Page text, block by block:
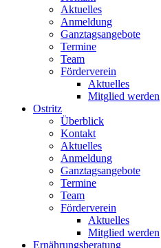
Aktuelles
Anmeldung
Ganztagsangebote
Termine
Team
Förderverein
Aktuelles
Mitglied werden
Ostritz
Überblick
Kontakt
Aktuelles
Anmeldung
Ganztagsangebote
Termine
Team
Förderverein
Aktuelles
Mitglied werden
Ernährungsberatung